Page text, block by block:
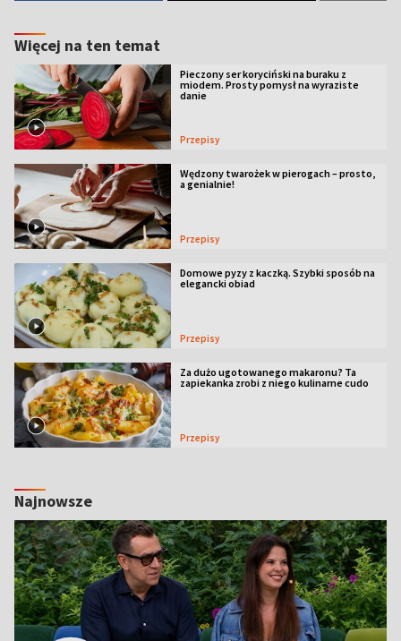
Więcej na ten temat
Pieczony ser koryciński na buraku z
miodem. Prosty pomysł na wyraziste
danie
Przepisy
Wędzony twarożek w pierogach – prosto,
a genialnie!
Przepisy
Domowe pyzy z kaczką. Szybki sposób na
elegancki obiad
Przepisy
Za dużo ugotowanego makaronu? Ta
zapiekanka zrobi z niego kulinarne cudo
Przepisy
Najnowsze